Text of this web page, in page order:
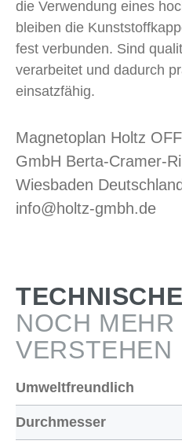
die Verwendung eines
bleiben die
fest verbunden. Sind
verarbeitet und dadurch
einsatzfähig.
Magnetoplan Holtz
GmbH Berta-Cramer-
Wiesbaden Deutschland
info@holtz-gmbh.de
NOCH MEHR
VERSTEHEN
Umweltfreundlich
Durchmesser